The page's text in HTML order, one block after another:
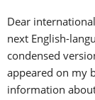
Dear
next English-
condensed
appeared on my
information